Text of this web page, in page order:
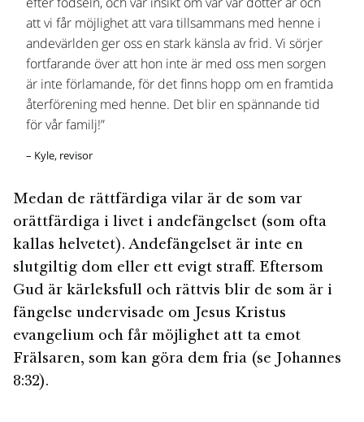
att vi får möjlighet att vara tillsammans med henne i
andevärlden ger oss en stark känsla av frid. Vi sörjer
fortfarande över att hon inte är med oss men sorgen
är inte förlamande, för det finns hopp om en framtida
återförening med henne. Det blir en spännande tid
för vår familj!”
– Kyle, revisor
Medan de rättfärdiga vilar är de som var
orättfärdiga i livet i andefängelset (som ofta
kallas helvetet). Andefängelset är inte en
slutgiltig dom eller ett evigt straff. Eftersom
Gud är kärleksfull och rättvis blir de som är i
fängelse undervisade om Jesus Kristus
evangelium och får möjlighet att ta emot
Frälsaren, som kan göra dem fria (se Johannes
8:32).